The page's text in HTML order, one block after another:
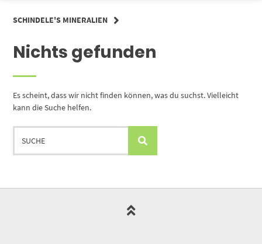
SCHINDELE'S MINERALIEN
Nichts gefunden
Es scheint, dass wir nicht finden können, was du suchst. Vielleicht
kann die Suche helfen.